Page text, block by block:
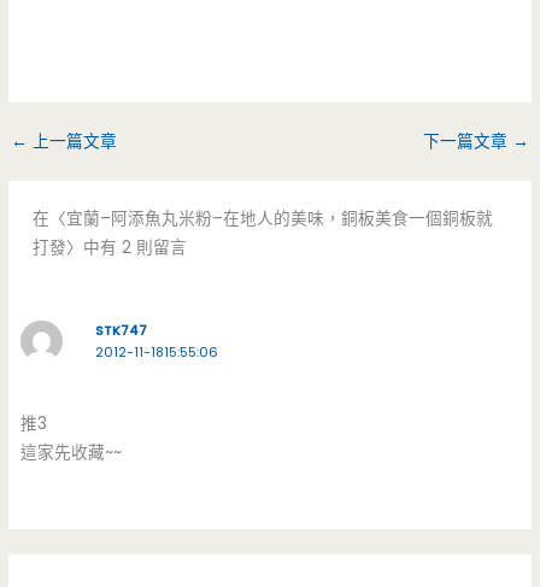
← 上一篇文章 下一篇文章 →
在〈宜蘭–阿添魚丸米粉–在地人的美味，銅板美食一個銅板就
打發〉中有 2 則留言
STK747
2012-11-1815:55:06
推3
這家先收藏~~